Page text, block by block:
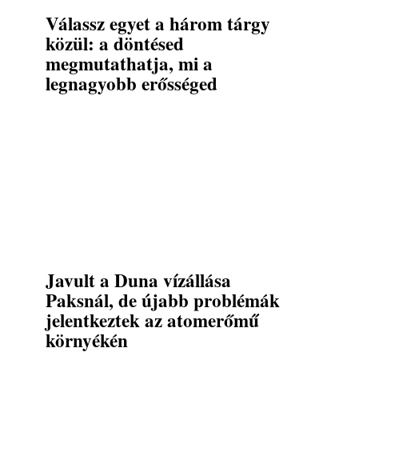
Válassz egyet a három tárgy
közül: a döntésed
megmutathatja, mi a
legnagyobb erősséged
Javult a Duna vízállása
Paksnál, de újabb problémák
jelentkeztek az atomerőmű
környékén